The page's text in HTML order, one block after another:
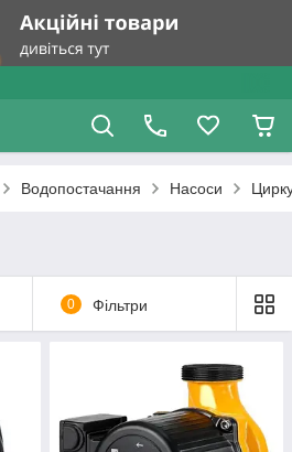
Водопостачання Насоси
0 Фільтри